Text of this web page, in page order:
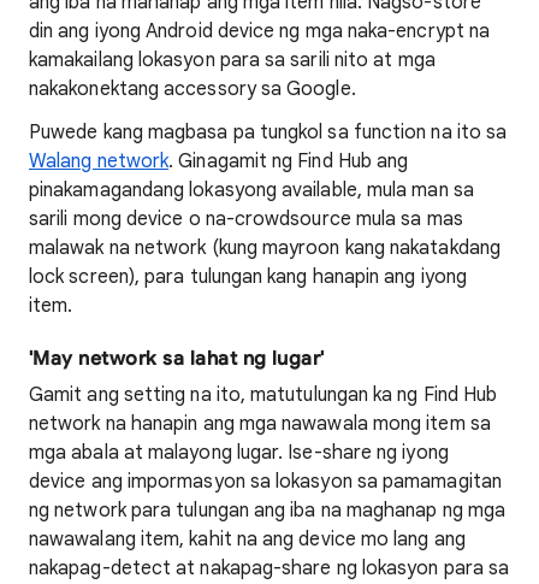
din ang iyong Android device ng mga naka-encrypt na
kamakailang lokasyon para sa sarili nito at mga
nakakonektang accessory sa Google.
Puwede kang magbasa pa tungkol sa function na ito sa
Walang network. Ginagamit ng Find Hub ang
pinakamagandang lokasyong available, mula man sa
sarili mong device o na-crowdsource mula sa mas
malawak na network (kung mayroon kang nakatakdang
lock screen), para tulungan kang hanapin ang iyong
item.
'May network sa lahat ng lugar'
Gamit ang setting na ito, matutulungan ka ng Find Hub
network na hanapin ang mga nawawala mong item sa
mga abala at malayong lugar. Ise-share ng iyong
device ang impormasyon sa lokasyon sa pamamagitan
ng network para tulungan ang iba na maghanap ng mga
nawawalang item, kahit na ang device mo lang ang
nakapag-detect at nakapag-share ng lokasyon para sa